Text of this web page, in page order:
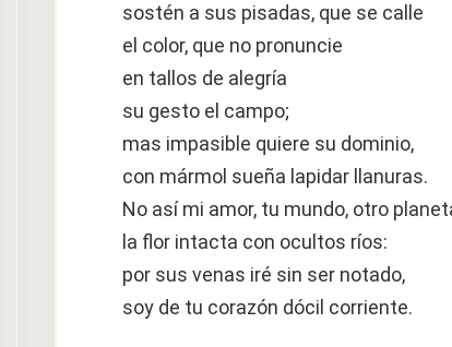
sostén a sus pisadas, que se calle
el color, que no pronuncie
en tallos de alegría
su gesto el campo;
mas impasible quiere su dominio,
con mármol sueña lapidar llanuras.
No así mi amor, tu mundo, otro
la flor intacta con ocultos ríos:
por sus venas iré sin ser notado,
soy de tu corazón dócil corriente.